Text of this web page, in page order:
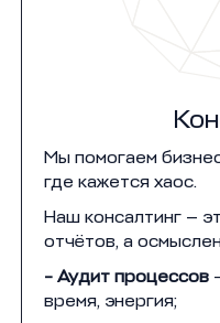
Мы помогаем
где кажется хаос.
Наш консалтинг —
отчётов, а
- Аудит процессов
время, энергия;